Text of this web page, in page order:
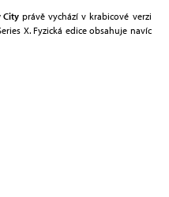
City právě vychází v krabicové verzi
X. Fyzická edice obsahuje navíc